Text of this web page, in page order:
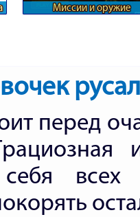
Миссии и оружие
перед
всех